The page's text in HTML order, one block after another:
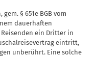
§ 651e BGB vom
dau­erhaften
ein Dritter in
eintritt,
unberührt. Eine solche